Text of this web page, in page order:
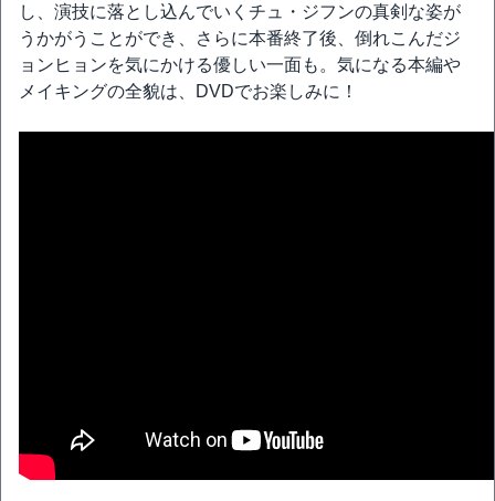
し、演技に落とし込んでいくチュ・ジフンの真剣な姿が
うかがうことができ、さらに本番終了後、倒れこんだジ
ョンヒョンを気にかける優しい一面も。気になる本編や
メイキングの全貌は、DVDでお楽しみに！